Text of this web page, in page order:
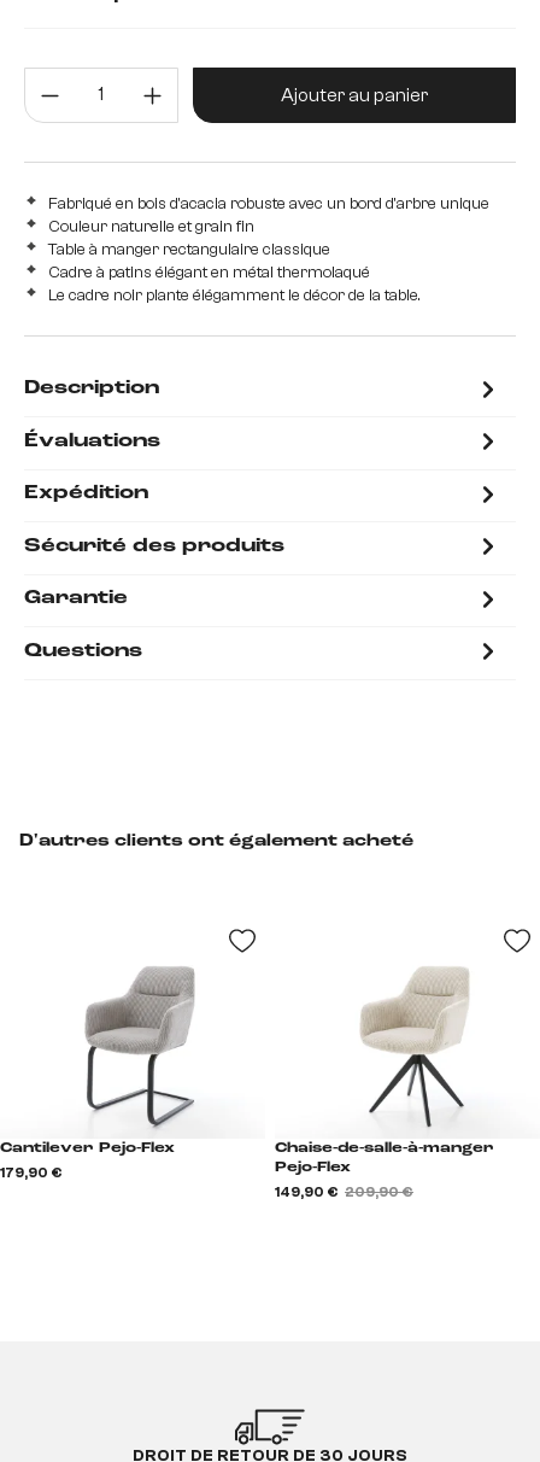
Quantité de produit : Entrez la
Ajouter au panier
Fabriqué en bois d'acacia robuste avec un bord d'arbre unique
Couleur naturelle et grain fin
Table à manger rectangulaire classique
Cadre à patins élégant en métal thermolaqué
Le cadre noir plante élégamment le décor de la table.
Description
Évaluations
Expédition
Sécurité des produits
Garantie
Questions
D'autres clients ont également acheté
Cantilever Pejo-Flex
179,90 €
Chaise-de-salle-à-manger
Pejo-Flex
149,90 € 209,90 €
DROIT DE RETOUR DE 30 JOURS